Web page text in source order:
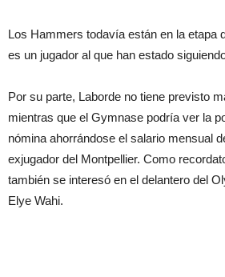
Los Hammers todavía están en la etapa
es un jugador al que han estado
Por su parte, Laborde no tiene previsto
mientras que el Gymnase podría ver la
nómina ahorrándose el salario mensual
exjugador del Montpellier. Como
también se interesó en el delantero del
Elye Wahi.